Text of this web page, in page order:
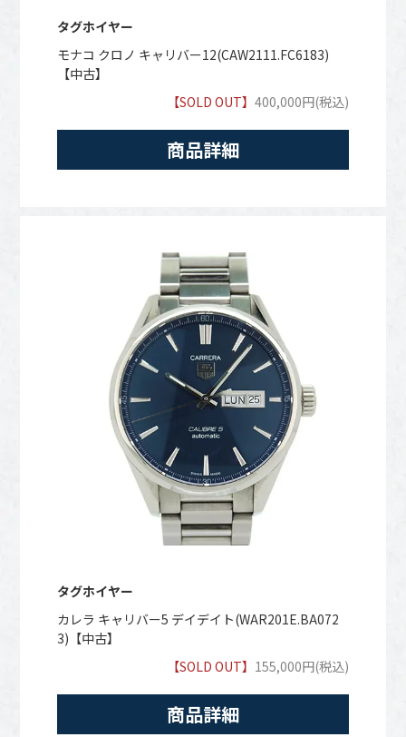
タグホイヤー
モナコ クロノ キャリバー12(CAW2111.FC6183)
【中古】
【SOLD OUT】400,000円(税込)
商品詳細
タグホイヤー
カレラ キャリバー5 デイデイト(WAR201E.BA072
3)【中古】
【SOLD OUT】 155,000円(税込)
商品詳細